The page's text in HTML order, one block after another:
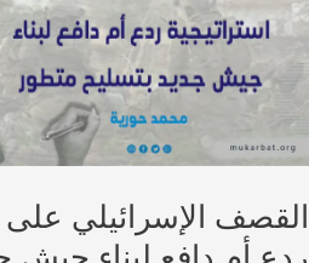
الإسرائيلي على